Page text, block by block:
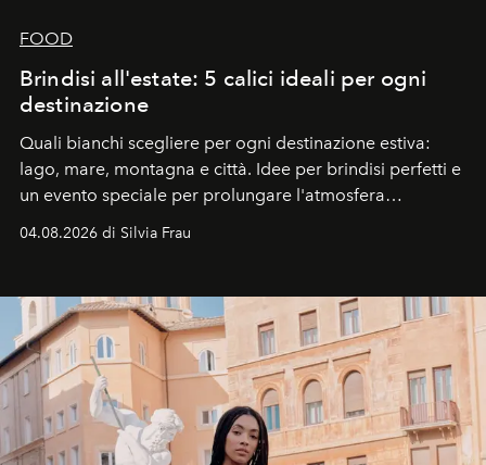
FOOD
Brindisi all'estate: 5 calici ideali per ogni
destinazione
Quali bianchi scegliere per ogni destinazione estiva:
lago, mare, montagna e città. Idee per brindisi perfetti e
un evento speciale per prolungare l'atmosfera
04.08.2026 di Silvia Frau